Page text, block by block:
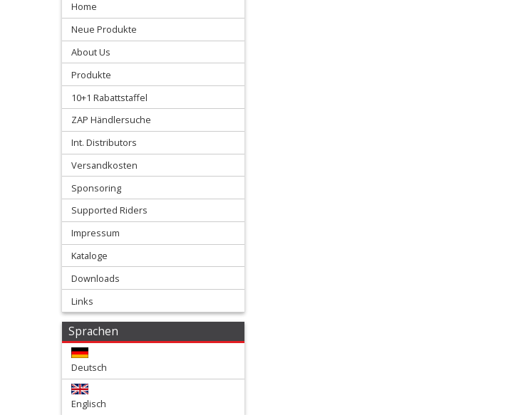
Dekor
Werkstatt
Zubehör
Titan
Stahl
Fußrasten
Beta/Sherco
Honda
Kawasaki
Home
Neue Produkte
About Us
Produkte
10+1 Rabattstaffel
ZAP Händlersuche
Int. Distributors
Versandkosten
Sponsoring
Supported Riders
Impressum
Kataloge
Downloads
Links
Sprachen
Deutsch
Englisch